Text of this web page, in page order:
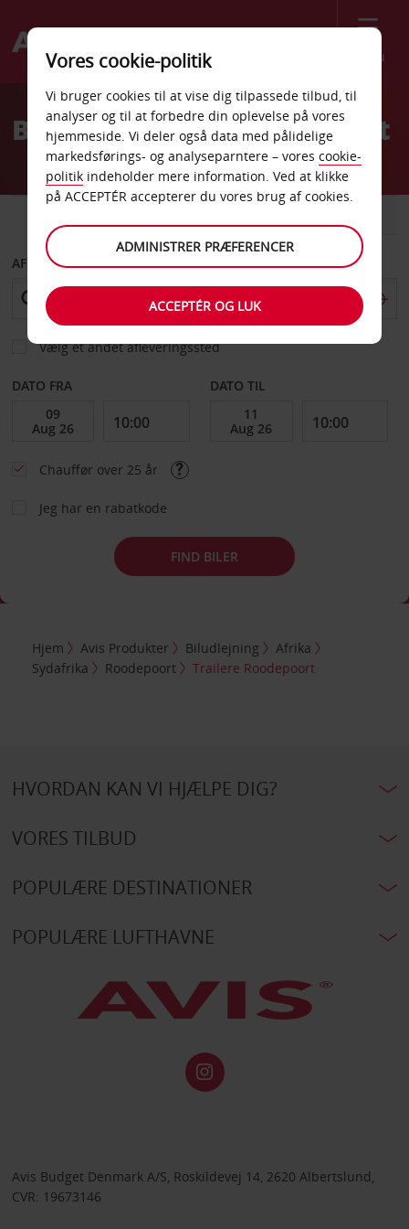
Menu
Welcome
AvisBilleje Trailere Roodepoort
AFHENT FRA
Vælg et andet afleveringssted
DATO FRA DATO TIL
Chauffør over 25 år
Jeg har en rabatkode
FIND BILER
Hjem Avis Produkter Biludlejning
Afrika
Sydafrika
Roodepoort Trailere Roodepoort
HVORDAN KAN VI HJÆLPE DIG?
VORES TILBUD
POPULÆRE DESTINATIONER
POPULÆRE LUFTHAVNE
Avis Budget Denmark A/S, Roskildevej 14, 2620 Albertslund,
CVR: 19673146
Vores cookie-politik
Vi bruger cookies til at vise dig tilpassede tilbud, til
analyser og til at forbedre din oplevelse på vores
hjemmeside. Vi deler også data med pålidelige
markedsførings- og analyseparntere – vores cookie-
politik indeholder mere information. Ved at klikke
på ACCEPTÉR accepterer du vores brug af cookies.
ADMINISTRER PRÆFERENCER
ACCEPTÉR OG LUK